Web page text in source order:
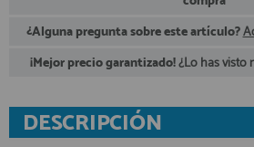
info@francobordo.com
¿Alguna pregunta sobre este artículo?
¡Mejor precio garantizado!¿Lo has visto
DESCRIPCIÓN